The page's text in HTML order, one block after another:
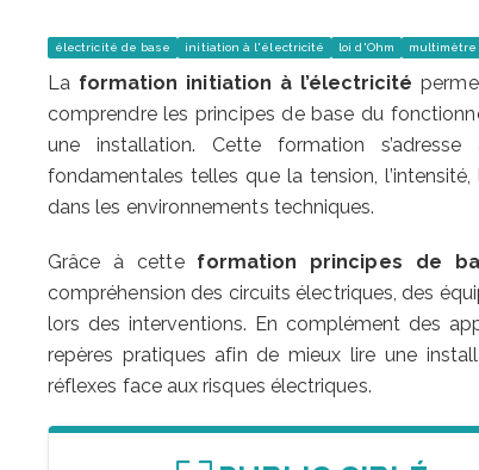
électricité de base initiation à l'électricité loi d'Ohm multimètre
La formation initiation à l’électricité
comprendre les principes de base du
une installation. Cette formation
fondamentales telles que la tension,
dans les environnements techniques.
Grâce à cette formation principes de
compréhension des circuits électriques, des
lors des interventions. En complément des
repères pratiques afin de mieux lire une
réflexes face aux risques électriques.